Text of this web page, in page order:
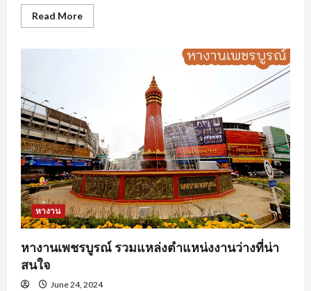
Read MoreRead
more
ใจ
องค์กร
หางาน
หางานเพชรบูรณ์ รวมแหล่งตำแหน่งงานว่างที่น่า
สนใจ
June 24, 2024